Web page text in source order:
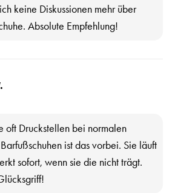
keine Diskussionen mehr über
Absolute Empfehlung!
oft Druckstellen bei normalen
ist das vorbei. Sie läuft
sofort, wenn sie die nicht trägt.